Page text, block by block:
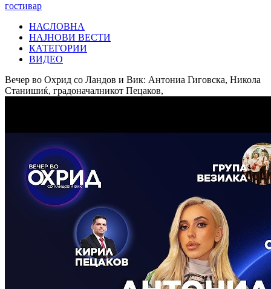
гостивар
НАСЛОВНА
НАЈНОВИ ВЕСТИ
КАТЕГОРИИ
ВИДЕО
Вечер во Охрид со Ландов и Вик: Антониа Гиговска, Никола
Станишиќ, градоначалникот Пецаков,